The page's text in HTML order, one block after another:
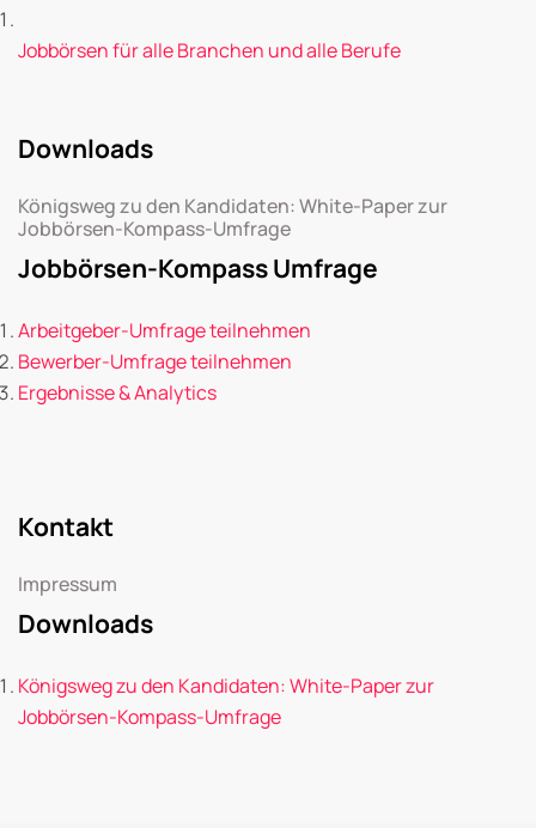
Jobbörsen für alle Branchen und alle Berufe
Downloads
Königsweg zu den Kandidaten: White-Paper zur
Jobbörsen-Kompass-Umfrage
Jobbörsen-Kompass Umfrage
Arbeitgeber-Umfrage teilnehmen
Bewerber-Umfrage teilnehmen
Ergebnisse & Analytics
Kontakt
Impressum
Downloads
Königsweg zu den Kandidaten: White-Paper zur
Jobbörsen-Kompass-Umfrage